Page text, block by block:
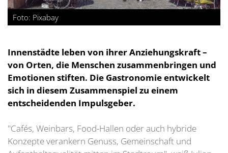
Foto: Pixabay
Innenstädte leben von ihrer Anziehungskraft –
von Orten, die Menschen zusammenbringen und
Emotionen stiften. Die Gastronomie entwickelt
sich in diesem Zusammenspiel zu einem
entscheidenden Impulsgeber.
"Cafés, Weinbars, Food-Hallen oder auch hybride
Konzepte verankern Genuss, Gemeinschaft und